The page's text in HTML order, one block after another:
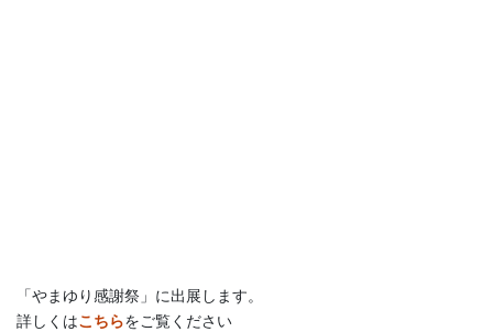
「やまゆり感謝祭」に出展します。
詳しくはこちらをご覧ください